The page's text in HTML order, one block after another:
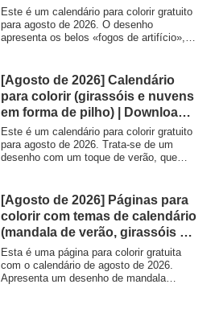
para alegrar o verão – Planet
Coloring
Este é um calendário para colorir gratuito
para agosto de 2026. O desenho
apresenta os belos «fogos de artifício»,
formato A4. Utilize-o para os trabalhos de
casa das crianças durante as férias de
verão ou para atividades recreativas em
lares de idosos.
[Agosto de 2026] Calendário
para colorir (girassóis e nuvens
em forma de pilho) | Download e
impressão gratuitos | Minna no
Nurie Planet
Este é um calendário para colorir gratuito
para agosto de 2026. Trata-se de um
desenho com um toque de verão, que
dinâmicas que se estendem pelo céu
azul. Pode ser impresso gratuitamente
para utilização em atividades educativas
para crianças, recreação em lares de
idosos, exercícios cerebrais em
instituições ou como livro de colorir para
adultos.
[Agosto de 2026] Páginas para
colorir com temas de calendário
(mandala de verão, girassóis e
fogos de artifício) | Imprimíveis
e downloads gratuitos |
Coloring Planet
Esta é uma página para colorir gratuita
com o calendário de agosto de 2026.
Apresenta um desenho de mandala